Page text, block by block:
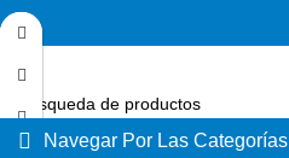
Seleccione la categoría
Navegar Por Las Categorías